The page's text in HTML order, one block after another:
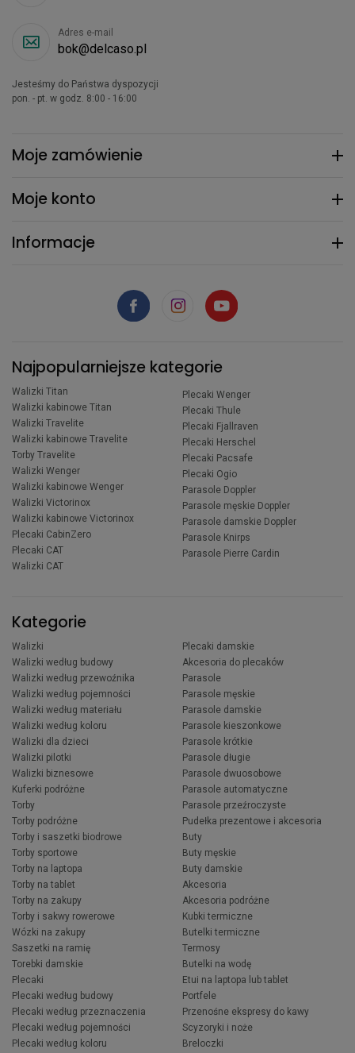
Moje zamówienie
Moje konto
Informacje
Adres e-mail
bok@delcaso.pl
Jesteśmy do Państwa dyspozycji
pon. - pt. w godz. 8:00 - 16:00
Najpopularniejsze kategorie
Walizki Titan
Walizki kabinowe Titan
Walizki Travelite
Walizki kabinowe Travelite
Torby Travelite
Walizki Wenger
Walizki kabinowe Wenger
Walizki Victorinox
Walizki kabinowe Victorinox
Plecaki CabinZero
Plecaki CAT
Walizki CAT
Plecaki Wenger
Plecaki Thule
Plecaki Fjallraven
Plecaki Herschel
Plecaki Pacsafe
Plecaki Ogio
Parasole Doppler
Parasole męskie Doppler
Parasole damskie Doppler
Parasole Knirps
Parasole Pierre Cardin
Kategorie
Walizki
Walizki według budowy
Walizki według przewoźnika
Walizki według pojemności
Walizki według materiału
Walizki według koloru
Walizki dla dzieci
Walizki pilotki
Walizki biznesowe
Kuferki podróżne
Torby
Torby podróżne
Torby i saszetki biodrowe
Torby sportowe
Torby na laptopa
Torby na tablet
Torby na zakupy
Torby i sakwy rowerowe
Wózki na zakupy
Saszetki na ramię
Torebki damskie
Plecaki
Plecaki według budowy
Plecaki według przeznaczenia
Plecaki według pojemności
Plecaki według koloru
Plecaki damskie
Akcesoria do plecaków
Parasole
Parasole męskie
Parasole damskie
Parasole kieszonkowe
Parasole krótkie
Parasole długie
Parasole dwuosobowe
Parasole automatyczne
Parasole przeźroczyste
Pudełka prezentowe i akcesoria
Buty
Buty męskie
Buty damskie
Akcesoria
Akcesoria podróżne
Kubki termiczne
Butelki termiczne
Termosy
Butelki na wodę
Etui na laptopa lub tablet
Portfele
Przenośne ekspresy do kawy
Scyzoryki i noże
Breloczki